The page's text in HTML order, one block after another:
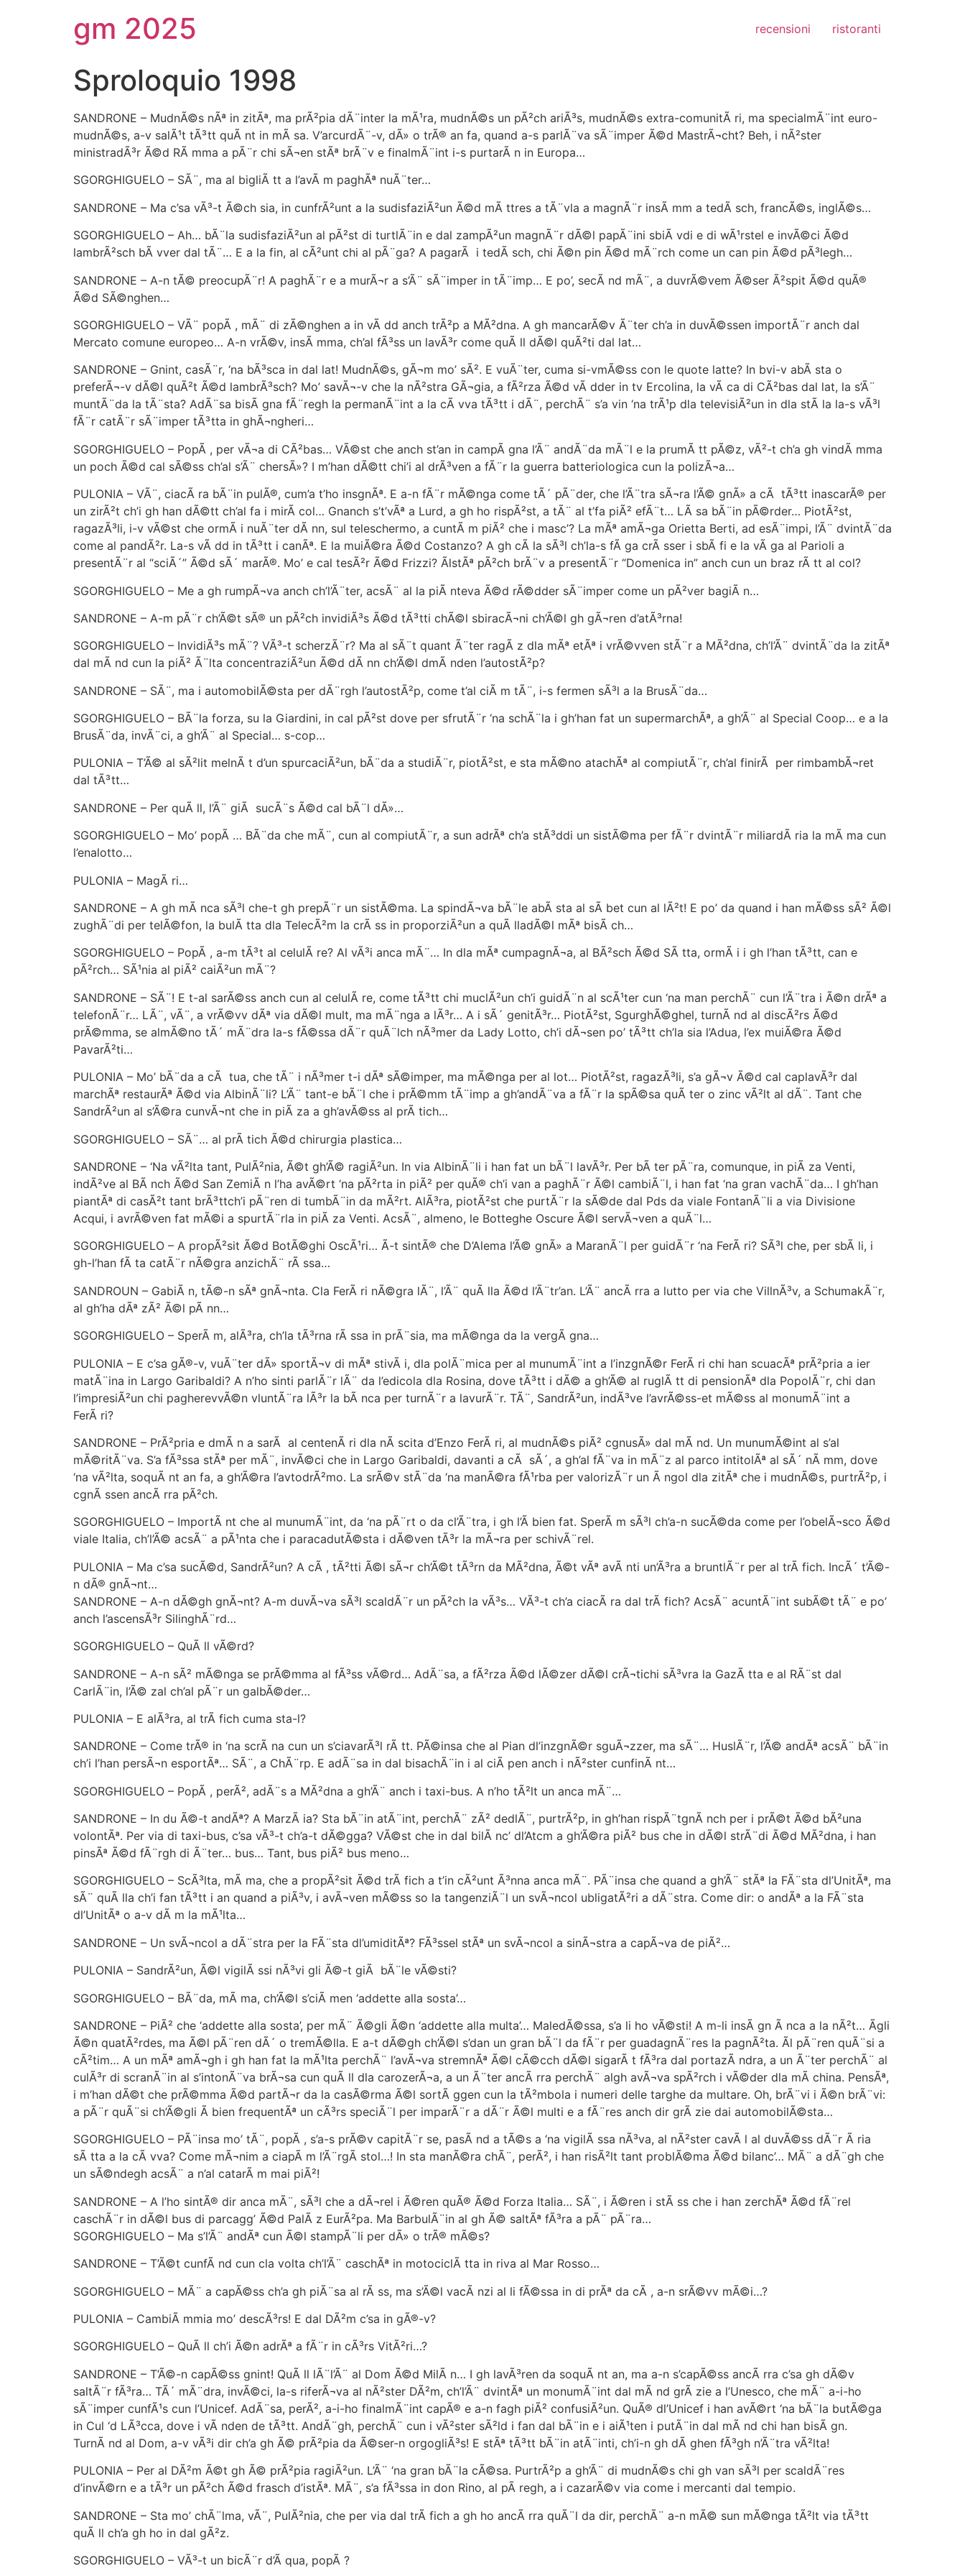
gm 2025 recensioni ristoranti
Sproloquio 1998
SANDRONE – MudnÃ©s nÃª in zitÃª, ma prÃ²pia dÃ¨inter la mÃ¹ra, mudnÃ©s un pÃ²ch ariÃ³s, mudnÃ©s extra-comunitÃ ri, ma specialmÃ¨int euro-
mudnÃ©s, a-v salÃ¹t tÃ³tt quÃ nt in mÃ sa. V’arcurdÃ¨-v, dÃ» o trÃ® an fa, quand a-s parlÃ¨va sÃ¨imper Ã©d MastrÃ¬cht? Beh, i nÃ²ster
ministradÃ³r Ã©d RÃ mma a pÃ¨r chi sÃ¬en stÃª brÃ¨v e finalmÃ¨int i-s purtarÃ n in Europa…
SGORGHIGUELO – SÃ¨, ma al bigliÃ tt a l’avÃ m paghÃª nuÃ¨ter…
SANDRONE – Ma c’sa vÃ³-t Ã©ch sia, in cunfrÃ²unt a la sudisfaziÃ²un Ã©d mÃ ttres a tÃ¨vla a magnÃ¨r insÃ mm a tedÃ sch, francÃ©s, inglÃ©s…
SGORGHIGUELO – Ah… bÃ¨la sudisfaziÃ²un al pÃ²st di turtlÃ¨in e dal zampÃ²un magnÃ¨r dÃ©l papÃ¨ini sbiÃ vdi e di wÃ¹rstel e invÃ©ci Ã©d
lambrÃ²sch bÃ vver dal tÃ¨… E a la fin, al cÃ²unt chi al pÃ¨ga? A pagarÃ i tedÃ sch, chi Ã©n pin Ã©d mÃ¨rch come un can pin Ã©d pÃ³legh…
SANDRONE – A-n tÃ© preocupÃ¨r! A paghÃ¨r e a murÃ¬r a s’Ã¨ sÃ¨imper in tÃ¨imp… E po’, secÃ nd mÃ¨, a duvrÃ©vem Ã©ser Ã²spit Ã©d quÃ®
Ã©d SÃ©nghen…
SGORGHIGUELO – VÃ¨ popÃ , mÃ¨ di zÃ©nghen a in vÃ dd anch trÃ²p a MÃ²dna. A gh mancarÃ©v Ã¨ter ch’a in duvÃ©ssen importÃ¨r anch dal
Mercato comune europeo… A-n vrÃ©v, insÃ mma, ch’al fÃ³ss un lavÃ³r come quÃ ll dÃ©l quÃ²ti dal lat…
SANDRONE – Gnint, casÃ¨r, ‘na bÃ³sca in dal lat! MudnÃ©s, gÃ¬m mo’ sÃ². E vuÃ¨ter, cuma si-vmÃ©ss con le quote latte? In bvi-v abÃ sta o
preferÃ¬-v dÃ©l quÃ²t Ã©d lambrÃ³sch? Mo’ savÃ¬-v che la nÃ²stra GÃ¬gia, a fÃ²rza Ã©d vÃ dder in tv Ercolina, la vÃ ca di CÃ²bas dal lat, la s’Ã¨
muntÃ¨da la tÃ¨sta? AdÃ¨sa bisÃ gna fÃ¨regh la permanÃ¨int a la cÃ vva tÃ³tt i dÃ¨, perchÃ¨ s’a vin ‘na trÃ¹p dla televisiÃ²un in dla stÃ la la-s vÃ³l
fÃ¨r catÃ¨r sÃ¨imper tÃ³tta in ghÃ¬ngheri…
SGORGHIGUELO – PopÃ , per vÃ¬a di CÃ²bas… VÃ©st che anch st’an in campÃ gna l’Ã¨ andÃ¨da mÃ¨l e la prumÃ tt pÃ©z, vÃ²-t ch’a gh vindÃ mma
un poch Ã©d cal sÃ©ss ch’al s’Ã¨ chersÃ»? I m’han dÃ©tt chi’i al drÃ³ven a fÃ¨r la guerra batteriologica cun la polizÃ¬a…
PULONIA – VÃ¨, ciacÃ ra bÃ¨in pulÃ®, cum’a t’ho insgnÃª. E a-n fÃ¨r mÃ©nga come tÃ´ pÃ¨der, che l’Ã¨tra sÃ¬ra l’Ã© gnÃ» a cÃ tÃ³tt inascarÃ® per
un zirÃ²t ch’i gh han dÃ©tt ch’al fa i mirÃ col… Gnanch s’t’vÃª a Lurd, a gh ho rispÃ²st, a tÃ¨ al t’fa piÃ² efÃ¨t… LÃ sa bÃ¨in pÃ©rder… PiotÃ²st,
ragazÃ³li, i-v vÃ©st che ormÃ i nuÃ¨ter dÃ nn, sul teleschermo, a cuntÃ m piÃ² che i masc’? La mÃª amÃ¬ga Orietta Berti, ad esÃ¨impi, l’Ã¨ dvintÃ¨da
come al pandÃ²r. La-s vÃ dd in tÃ³tt i canÃª. E la muiÃ©ra Ã©d Costanzo? A gh cÃ la sÃ³l ch’la-s fÃ ga crÃ sser i sbÃ fi e la vÃ ga al Parioli a
presentÃ¨r al “sciÃ´” Ã©d sÃ´ marÃ®. Mo’ e cal tesÃ²r Ã©d Frizzi? ÃlstÃª pÃ²ch brÃ¨v a presentÃ¨r “Domenica in” anch cun un braz rÃ tt al col?
SGORGHIGUELO – Me a gh rumpÃ¬va anch ch’l’Ã¨ter, acsÃ¨ al la piÃ nteva Ã©d rÃ©dder sÃ¨imper come un pÃ²ver bagiÃ n…
SANDRONE – A-m pÃ¨r ch’Ã©t sÃ® un pÃ²ch invidiÃ³s Ã©d tÃ³tti chÃ©l sbiracÃ¬ni ch’Ã©l gh gÃ¬ren d’atÃ³rna!
SGORGHIGUELO – InvidiÃ³s mÃ¨? VÃ³-t scherzÃ¨r? Ma al sÃ¨t quant Ã¨ter ragÃ z dla mÃª etÃª i vrÃ©vven stÃ¨r a MÃ²dna, ch’l’Ã¨ dvintÃ¨da la zitÃª
dal mÃ nd cun la piÃ² Ã¨lta concentraziÃ²un Ã©d dÃ nn ch’Ã©l dmÃ nden l’autostÃ²p?
SANDRONE – SÃ¨, ma i automobilÃ©sta per dÃ¨rgh l’autostÃ²p, come t’al ciÃ m tÃ¨, i-s fermen sÃ³l a la BrusÃ¨da…
SGORGHIGUELO – BÃ¨la forza, su la Giardini, in cal pÃ²st dove per sfrutÃ¨r ‘na schÃ¨la i gh’han fat un supermarchÃª, a gh’Ã¨ al Special Coop… e a la
BrusÃ¨da, invÃ¨ci, a gh’Ã¨ al Special… s-cop…
PULONIA – T’Ã© al sÃ²lit melnÃ t d’un spurcaciÃ²un, bÃ¨da a studiÃ¨r, piotÃ²st, e sta mÃ©no atachÃª al compiutÃ¨r, ch’al finirÃ per rimbambÃ¬ret
dal tÃ³tt…
SANDRONE – Per quÃ ll, l’Ã¨ giÃ sucÃ¨s Ã©d cal bÃ¨l dÃ»…
SGORGHIGUELO – Mo’ popÃ … BÃ¨da che mÃ¨, cun al compiutÃ¨r, a sun adrÃª ch’a stÃ³ddi un sistÃ©ma per fÃ¨r dvintÃ¨r miliardÃ ria la mÃ ma cun
l’enalotto…
PULONIA – MagÃ ri…
SANDRONE – A gh mÃ nca sÃ³l che-t gh prepÃ¨r un sistÃ©ma. La spindÃ¬va bÃ¨le abÃ sta al sÃ bet cun al lÃ²t! E po’ da quand i han mÃ©ss sÃ² Ã©l
zughÃ¨di per telÃ©fon, la bulÃ tta dla TelecÃ²m la crÃ ss in proporziÃ²un a quÃ lladÃ©l mÃª bisÃ ch…
SGORGHIGUELO – PopÃ , a-m tÃ³t al celulÃ re? Al vÃ³i anca mÃ¨… In dla mÃª cumpagnÃ¬a, al BÃ²sch Ã©d SÃ tta, ormÃ i i gh l’han tÃ³tt, can e
pÃ²rch… SÃ¹nia al piÃ² caiÃ²un mÃ¨?
SANDRONE – SÃ¨! E t-al sarÃ©ss anch cun al celulÃ re, come tÃ³tt chi muclÃ²un ch’i guidÃ¨n al scÃ¹ter cun ‘na man perchÃ¨ cun l’Ã¨tra i Ã©n drÃª a
telefonÃ¨r… LÃ¨, vÃ¨, a vrÃ©vv dÃª via dÃ©l mult, ma mÃ¨nga a lÃ³r… A i sÃ´ genitÃ³r… PiotÃ²st, SgurghÃ©ghel, turnÃ nd al discÃ²rs Ã©d
prÃ©mma, se almÃ©no tÃ´ mÃ¨dra la-s fÃ©ssa dÃ¨r quÃ¨lch nÃ³mer da Lady Lotto, ch’i dÃ¬sen po’ tÃ³tt ch’la sia l’Adua, l’ex muiÃ©ra Ã©d
PavarÃ²ti…
PULONIA – Mo’ bÃ¨da a cÃ tua, che tÃ¨ i nÃ³mer t-i dÃª sÃ©imper, ma mÃ©nga per al lot… PiotÃ²st, ragazÃ³li, s’a gÃ¬v Ã©d cal caplavÃ³r dal
marchÃª restaurÃª Ã©d via AlbinÃ¨li? L’Ã¨ tant-e bÃ¨l che i prÃ©mm tÃ¨imp a gh’andÃ¨va a fÃ¨r la spÃ©sa quÃ ter o zinc vÃ²lt al dÃ¨. Tant che
SandrÃ²un al s’Ã©ra cunvÃ¬nt che in piÃ za a gh’avÃ©ss al prÃ tich…
SGORGHIGUELO – SÃ¨… al prÃ tich Ã©d chirurgia plastica…
SANDRONE – ‘Na vÃ²lta tant, PulÃ²nia, Ã©t gh’Ã© ragiÃ²un. In via AlbinÃ¨li i han fat un bÃ¨l lavÃ³r. Per bÃ ter pÃ¨ra, comunque, in piÃ za Venti,
indÃ²ve al BÃ nch Ã©d San ZemiÃ n l’ha avÃ©rt ‘na pÃ²rta in piÃ² per quÃ® ch’i van a paghÃ¨r Ã©l cambiÃ¨l, i han fat ‘na gran vachÃ¨da… I gh’han
piantÃª di casÃ²t tant brÃ³ttch’i pÃ¨ren di tumbÃ¨in da mÃ²rt. AlÃ³ra, piotÃ²st che purtÃ¨r la sÃ©de dal Pds da viale FontanÃ¨li a via Divisione
Acqui, i avrÃ©ven fat mÃ©i a spurtÃ¨rla in piÃ za Venti. AcsÃ¨, almeno, le Botteghe Oscure Ã©l servÃ¬ven a quÃ¨l…
SGORGHIGUELO – A propÃ²sit Ã©d BotÃ©ghi OscÃ¹ri… Ã-t sintÃ® che D’Alema l’Ã© gnÃ» a MaranÃ¨l per guidÃ¨r ‘na FerÃ ri? SÃ³l che, per sbÃ li, i
gh-l’han fÃ ta catÃ¨r nÃ©gra anzichÃ¨ rÃ ssa…
SANDROUN – GabiÃ n, tÃ©-n sÃª gnÃ¬nta. Cla FerÃ ri nÃ©gra lÃ¨, l’Ã¨ quÃ lla Ã©d l’Ã¨tr’an. L’Ã¨ ancÃ rra a lutto per via che VillnÃ³v, a SchumakÃ¨r,
al gh’ha dÃª zÃ² Ã©l pÃ nn…
SGORGHIGUELO – SperÃ m, alÃ³ra, ch’la tÃ³rna rÃ ssa in prÃ¨sia, ma mÃ©nga da la vergÃ gna…
PULONIA – E c’sa gÃ®-v, vuÃ¨ter dÃ» sportÃ¬v di mÃª stivÃ i, dla polÃ¨mica per al munumÃ¨int a l’inzgnÃ©r FerÃ ri chi han scuacÃª prÃ²pria a ier
matÃ¨ina in Largo Garibaldi? A n’ho sinti parlÃ¨r lÃ¨ da l’edicola dla Rosina, dove tÃ³tt i dÃ© a gh’Ã© al ruglÃ tt di pensionÃª dla PopolÃ¨r, chi dan
l’impresiÃ²un chi pagherevvÃ©n vluntÃ¨ra lÃ³r la bÃ nca per turnÃ¨r a lavurÃ¨r. TÃ¨, SandrÃ²un, indÃ³ve l’avrÃ©ss-et mÃ©ss al monumÃ¨int a
FerÃ ri?
SANDRONE – PrÃ²pria e dmÃ n a sarÃ al centenÃ ri dla nÃ scita d’Enzo FerÃ ri, al mudnÃ©s piÃ² cgnusÃ» dal mÃ nd. Un munumÃ©int al s’al
mÃ©ritÃ¨va. S’a fÃ³ssa stÃª per mÃ¨, invÃ©ci che in Largo Garibaldi, davanti a cÃ sÃ´, a gh’al fÃ¨va in mÃ¨z al parco intitolÃª al sÃ´ nÃ mm, dove
‘na vÃ²lta, soquÃ nt an fa, a gh’Ã©ra l’avtodrÃ²mo. La srÃ©v stÃ¨da ‘na manÃ©ra fÃ¹rba per valorizÃ¨r un Ã ngol dla zitÃª che i mudnÃ©s, purtrÃ²p, i
cgnÃ ssen ancÃ rra pÃ²ch.
SGORGHIGUELO – ImportÃ nt che al munumÃ¨int, da ‘na pÃ¨rt o da cl’Ã¨tra, i gh l’Ã bien fat. SperÃ m sÃ³l ch’a-n sucÃ©da come per l’obelÃ¬sco Ã©d
viale Italia, ch’l’Ã© acsÃ¨ a pÃ¹nta che i paracadutÃ©sta i dÃ©ven tÃ³r la mÃ¬ra per schivÃ¨rel.
PULONIA – Ma c’sa sucÃ©d, SandrÃ²un? A cÃ , tÃ²tti Ã©l sÃ¬r ch’Ã©t tÃ³rn da MÃ²dna, Ã©t vÃª avÃ nti un’Ã³ra a bruntlÃ¨r per al trÃ fich. IncÃ´ t’Ã©-
n dÃ® gnÃ¬nt…
SANDRONE – A-n dÃ©gh gnÃ¬nt? A-m duvÃ¬va sÃ³l scaldÃ¨r un pÃ²ch la vÃ³s… VÃ³-t ch’a ciacÃ ra dal trÃ fich? AcsÃ¨ acuntÃ¨int subÃ©t tÃ¨ e po’
anch l’ascensÃ³r SilinghÃ¨rd…
SGORGHIGUELO – QuÃ ll vÃ©rd?
SANDRONE – A-n sÃ² mÃ©nga se prÃ©mma al fÃ³ss vÃ©rd… AdÃ¨sa, a fÃ²rza Ã©d lÃ©zer dÃ©l crÃ¬tichi sÃ³vra la GazÃ tta e al RÃ¨st dal
CarlÃ¨in, l’Ã© zal ch’al pÃ¨r un galbÃ©der…
PULONIA – E alÃ³ra, al trÃ fich cuma sta-l?
SANDRONE – Come trÃ® in ‘na scrÃ na cun un s’ciavarÃ³l rÃ tt. PÃ©insa che al Pian dl’inzgnÃ©r sguÃ¬zzer, ma sÃ¨… HuslÃ¨r, l’Ã© andÃª acsÃ¨ bÃ¨in
ch’i l’han persÃ¬n esportÃª… SÃ¨, a ChÃ¨rp. E adÃ¨sa in dal bisachÃ¨in i al ciÃ pen anch i nÃ²ster cunfinÃ nt…
SGORGHIGUELO – PopÃ , perÃ², adÃ¨s a MÃ²dna a gh’Ã¨ anch i taxi-bus. A n’ho tÃ²lt un anca mÃ¨…
SANDRONE – In du Ã©-t andÃª? A MarzÃ ia? Sta bÃ¨in atÃ¨int, perchÃ¨ zÃ² dedlÃ¨, purtrÃ²p, in gh’han rispÃ¨tgnÃ nch per i prÃ©t Ã©d bÃ²una
volontÃª. Per via di taxi-bus, c’sa vÃ³-t ch’a-t dÃ©gga? VÃ©st che in dal bilÃ nc’ dl’Atcm a gh’Ã©ra piÃ² bus che in dÃ©l strÃ¨di Ã©d MÃ²dna, i han
pinsÃª Ã©d fÃ¨rgh di Ã¨ter… bus… Tant, bus piÃ² bus meno…
SGORGHIGUELO – ScÃ³lta, mÃ ma, che a propÃ²sit Ã©d trÃ fich a t’in cÃ²unt Ã³nna anca mÃ¨. PÃ¨insa che quand a gh’Ã¨ stÃª la FÃ¨sta dl’UnitÃª, ma
sÃ¨ quÃ lla ch’i fan tÃ³tt i an quand a piÃ³v, i avÃ¬ven mÃ©ss so la tangenziÃ¨l un svÃ¬ncol ubligatÃ²ri a dÃ¨stra. Come dir: o andÃª a la FÃ¨sta
dl’UnitÃª o a-v dÃ m la mÃ¹lta…
SANDRONE – Un svÃ¬ncol a dÃ¨stra per la FÃ¨sta dl’umiditÃª? FÃ³ssel stÃª un svÃ¬ncol a sinÃ¬stra a capÃ¬va de piÃ²…
PULONIA – SandrÃ²un, Ã©l vigilÃ ssi nÃ³vi gli Ã©-t giÃ bÃ¨le vÃ©sti?
SGORGHIGUELO – BÃ¨da, mÃ ma, ch’Ã©l s’ciÃ men ‘addette alla sosta’…
SANDRONE – PiÃ² che ‘addette alla sosta’, per mÃ¨ Ã©gli Ã©n ‘addette alla multa’… MaledÃ©ssa, s’a li ho vÃ©sti! A m-li insÃ gn Ã nca a la nÃ²t… Ãgli
Ã©n quatÃ²rdes, ma Ã©l pÃ¨ren dÃ´ o tremÃ©lla. E a-t dÃ©gh ch’Ã©l s’dan un gran bÃ¨l da fÃ¨r per guadagnÃ¨res la pagnÃ²ta. Ãl pÃ¨ren quÃ¨si a
cÃ²tim… A un mÃª amÃ¬gh i gh han fat la mÃ¹lta perchÃ¨ l’avÃ¬va stremnÃª Ã©l cÃ©cch dÃ©l sigarÃ t fÃ³ra dal portazÃ ndra, a un Ã¨ter perchÃ¨ al
culÃ³r di scranÃ¨in al s’intonÃ¨va brÃ¬sa cun quÃ ll dla carozerÃ¬a, a un Ã¨ter ancÃ rra perchÃ¨ algh avÃ¬va spÃ²rch i vÃ©der dla mÃ china. PensÃª,
i m’han dÃ©t che prÃ©mma Ã©d partÃ¬r da la casÃ©rma Ã©l sortÃ ggen cun la tÃ²mbola i numeri delle targhe da multare. Oh, brÃ¨vi i Ã©n brÃ¨vi:
a pÃ¨r quÃ¨si ch’Ã©gli Ã bien frequentÃª un cÃ³rs speciÃ¨l per imparÃ¨r a dÃ¨r Ã©l multi e a fÃ¨res anch dir grÃ zie dai automobilÃ©sta…
SGORGHIGUELO – PÃ¨insa mo’ tÃ¨, popÃ , s’a-s prÃ©v capitÃ¨r se, pasÃ nd a tÃ©s a ‘na vigilÃ ssa nÃ³va, al nÃ²ster cavÃ l al duvÃ©ss dÃ¨r Ã ria
sÃ tta a la cÃ vva? Come mÃ¬nim a ciapÃ m l’Ã¨rgÃ stol…! In sta manÃ©ra chÃ¨, perÃ², i han risÃ²lt tant problÃ©ma Ã©d bilanc’… MÃ¨ a dÃ¨gh che
un sÃ©ndegh acsÃ¨ a n’al catarÃ m mai piÃ²!
SANDRONE – A l’ho sintÃ® dir anca mÃ¨, sÃ³l che a dÃ¬rel i Ã©ren quÃ® Ã©d Forza Italia… SÃ¨, i Ã©ren i stÃ ss che i han zerchÃª Ã©d fÃ¨rel
caschÃ¨r in dÃ©l bus di parcagg’ Ã©d PalÃ z EurÃ²pa. Ma BarbulÃ¨in al gh Ã© saltÃª fÃ³ra a pÃ¨ pÃ¨ra…
SGORGHIGUELO – Ma s’l’Ã¨ andÃª cun Ã©l stampÃ¨li per dÃ» o trÃ® mÃ©s?
SANDRONE – T’Ã©t cunfÃ nd cun cla volta ch’l’Ã¨ caschÃª in motociclÃ tta in riva al Mar Rosso…
SGORGHIGUELO – MÃ¨ a capÃ©ss ch’a gh piÃ¨sa al rÃ ss, ma s’Ã©l vacÃ nzi al li fÃ©ssa in di prÃª da cÃ , a-n srÃ©vv mÃ©i…?
PULONIA – CambiÃ mmia mo’ descÃ³rs! E dal DÃ²m c’sa in gÃ®-v?
SGORGHIGUELO – QuÃ ll ch’i Ã©n adrÃª a fÃ¨r in cÃ³rs VitÃ²ri…?
SANDRONE – T’Ã©-n capÃ©ss gnint! QuÃ ll lÃ¨l’Ã¨ al Dom Ã©d MilÃ n… I gh lavÃ³ren da soquÃ nt an, ma a-n s’capÃ©ss ancÃ rra c’sa gh dÃ©v
saltÃ¨r fÃ³ra… TÃ´ mÃ¨dra, invÃ©ci, la-s riferÃ¬va al nÃ²ster DÃ²m, ch’l’Ã¨ dvintÃª un monumÃ¨int dal mÃ nd grÃ zie a l’Unesco, che mÃ¨ a-i-ho
sÃ¨imper cunfÃ¹s cun l’Unicef. AdÃ¨sa, perÃ², a-i-ho finalmÃ¨int capÃ® e a-n fagh piÃ² confusiÃ²un. QuÃ® dl’Unicef i han avÃ©rt ‘na bÃ¨la butÃ©ga
in Cul ‘d LÃ³cca, dove i vÃ nden de tÃ³tt. AndÃ¨gh, perchÃ¨ cun i vÃ²ster sÃ²ld i fan dal bÃ¨in e i aiÃ¹ten i putÃ¨in dal mÃ nd chi han bisÃ gn.
TurnÃ nd al Dom, a-v vÃ³i dir ch’a gh Ã© prÃ²pia da Ã©ser-n orgogliÃ³s! E stÃª tÃ³tt bÃ¨in atÃ¨inti, ch’i-n gh dÃ ghen fÃ³gh n’Ã¨tra vÃ²lta!
PULONIA – Per al DÃ²m Ã©t gh Ã© prÃ²pia ragiÃ²un. L’Ã¨ ‘na gran bÃ¨la cÃ©sa. PurtrÃ²p a gh’Ã¨ di mudnÃ©s chi gh van sÃ³l per scaldÃ¨res
d’invÃ©rn e a tÃ³r un pÃ²ch Ã©d frasch d’istÃª. MÃ¨, s’a fÃ³ssa in don Rino, al pÃ regh, a i cazarÃ©v via come i mercanti dal tempio.
SANDRONE – Sta mo’ chÃ¨lma, vÃ¨, PulÃ²nia, che per via dal trÃ fich a gh ho ancÃ rra quÃ¨l da dir, perchÃ¨ a-n mÃ© sun mÃ©nga tÃ²lt via tÃ³tt
quÃ ll ch’a gh ho in dal gÃ²z.
SGORGHIGUELO – VÃ³-t un bicÃ¨r d’Ã qua, popÃ ?